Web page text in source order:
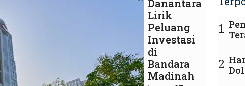
Danantara
Lirik
Peluang
Investasi
di
Bandara
Madinah
1
2